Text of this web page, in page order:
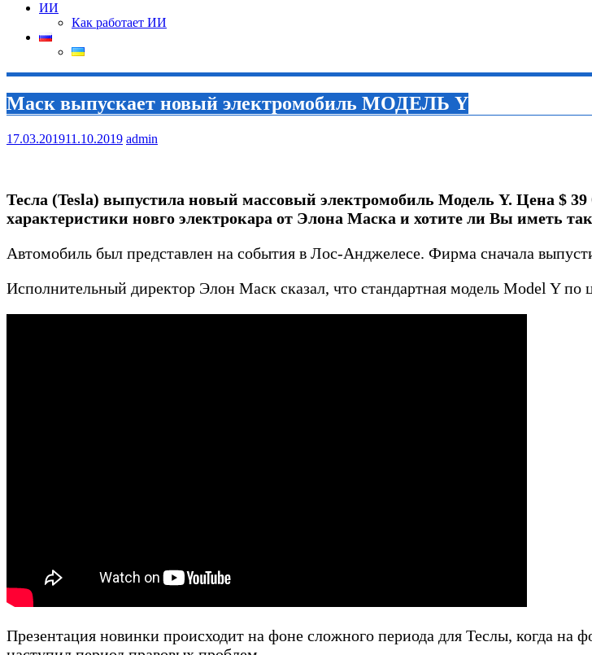
ИИ
Как работает ИИ
Маск выпускает новый электромобиль МОДЕЛЬ Y
17.03.201911.10.2019 admin
Тесла (Tesla) выпустила новый массовый электромобиль Модель Y. Цена $
характеристики новго электрокара от Элона Маска и хотите ли Вы иметь
Автомобиль был представлен на события в Лос-Анджелесе. Фирма сначала
Исполнительный директор Элон Маск сказал, что стандартная модель Model Y по
Презентация новинки происходит на фоне сложного периода для Теслы, когда